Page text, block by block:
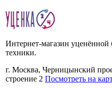
Интернет-магазин уценённой
техники.
г. Москва, Черницынский
строение 2 Посмотреть на